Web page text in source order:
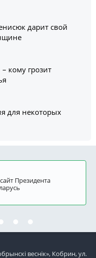
дарит свой
кому грозит
для некоторых
Президента
веснiк», Кобрин, ул.